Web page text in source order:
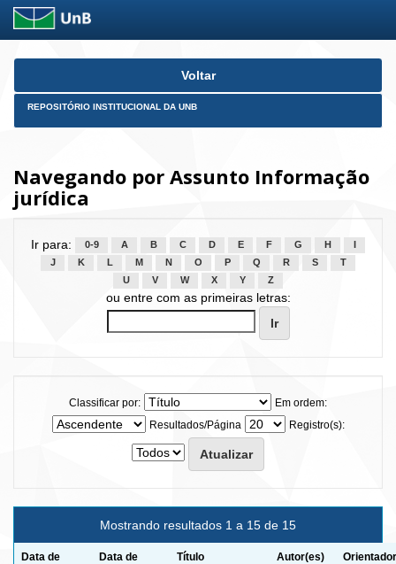
Skip
Voltar
REPOSITÓRIO INSTITUCIONAL DA UNB
Navegando por Assunto Informação
jurídica
Ir para: 0-9 A B C D E F G H
J
K L M N O P Q R S
T
U
V W X Y Z
ou entre com as primeiras letras:
Classificar por:
Em ordem:
Resultados/Página
Registro(s):
Mostrando resultados 1 a 15 de 15
Data de
Data de
Título Autor(es)